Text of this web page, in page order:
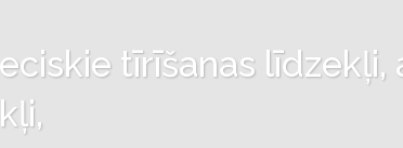
tīrīšanas līdzekļi,